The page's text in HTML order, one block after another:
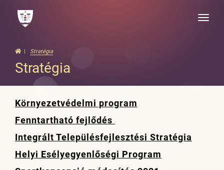
Toggle
Stratégia
Stratégia
Környezetvédelmi program
Fenntartható fejlődés
Integrált Településfejlesztési Stratégia
Helyi Esélyegyenlőségi Program